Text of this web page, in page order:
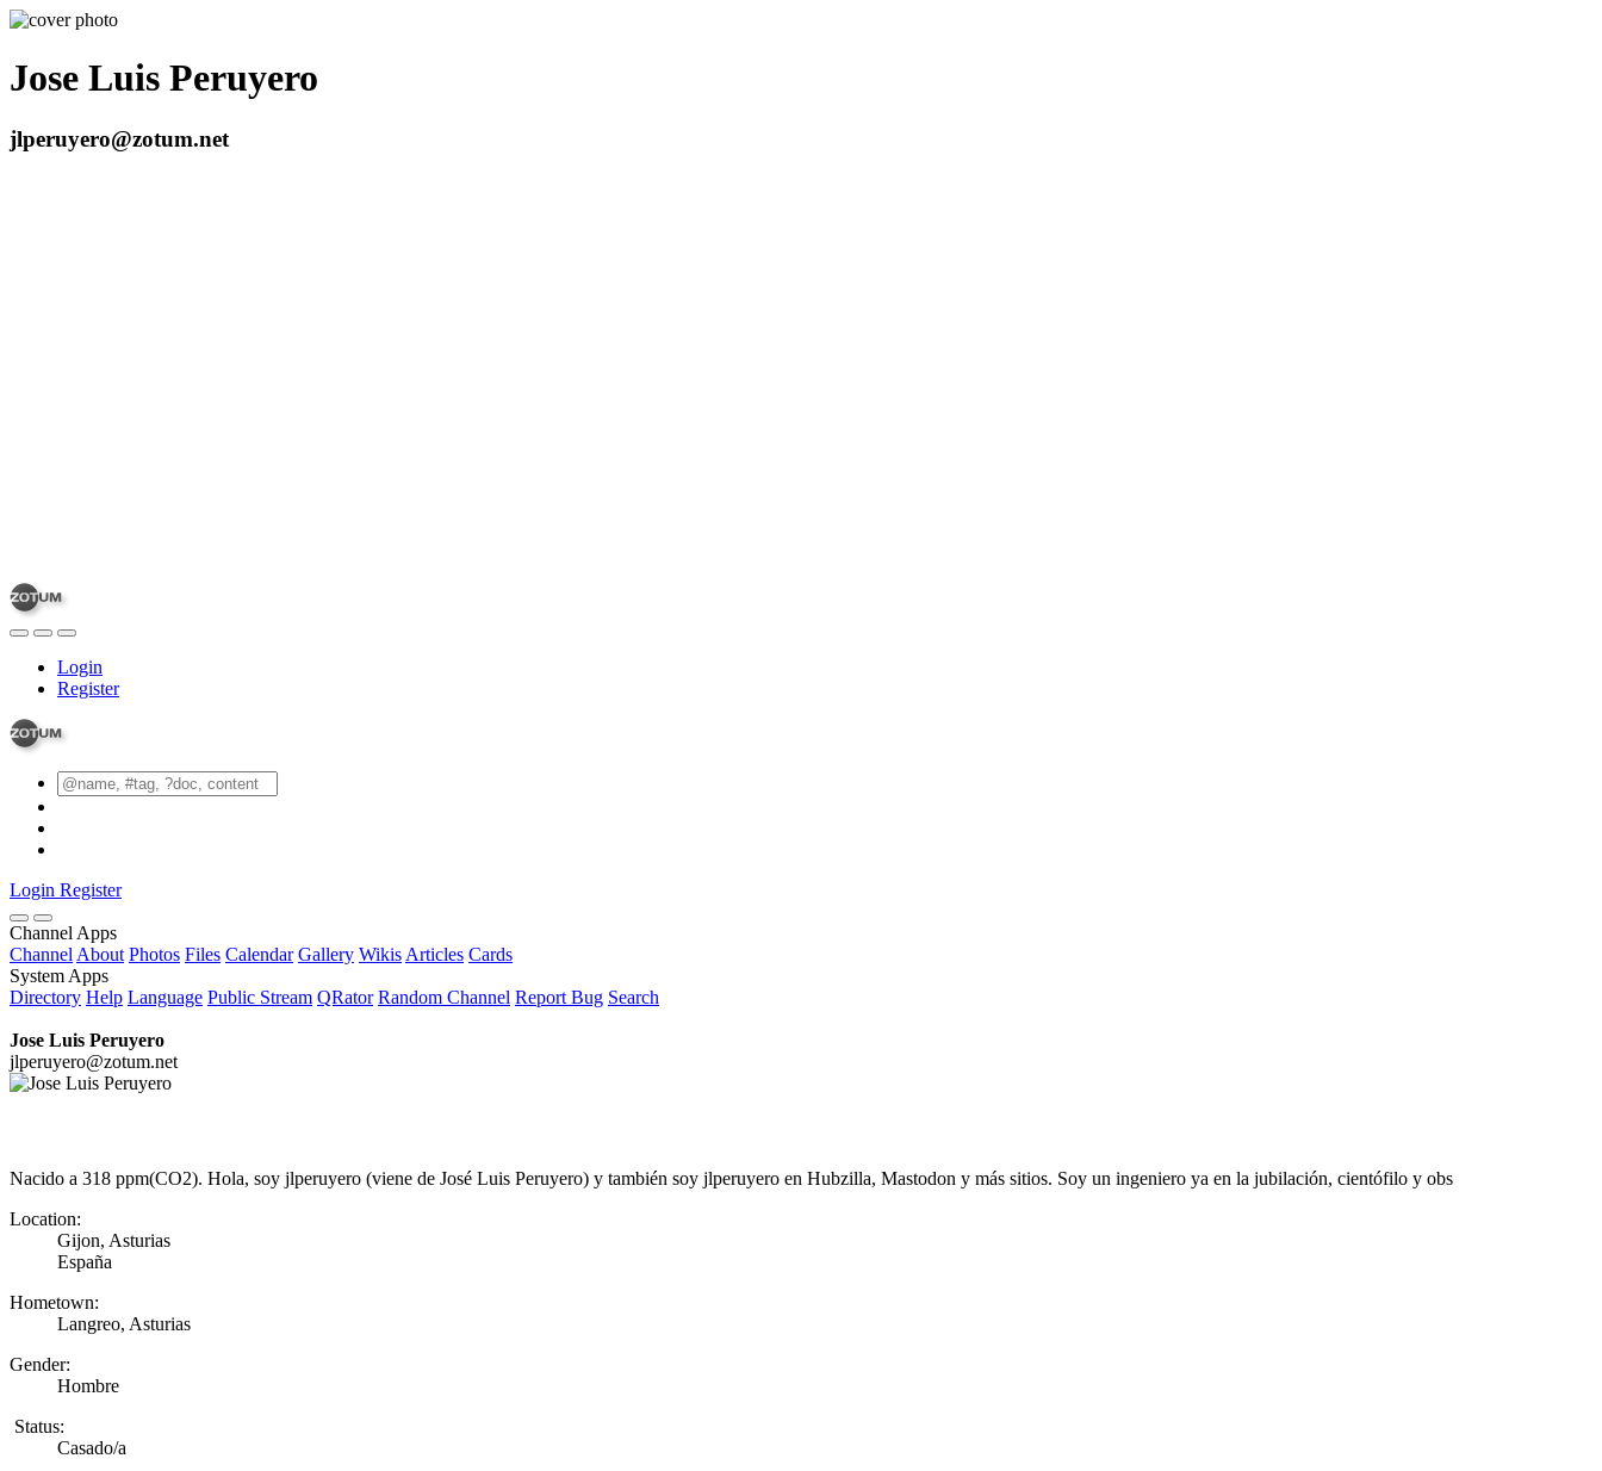
Jose Luis Peruyero
jlperuyero@zotum.net
Login
Register
Login Register
Channel Apps
Channel About Photos Files Calendar Gallery Wikis Articles Cards
System Apps
Directory Help Language Public Stream QRator Random Channel Report Bug Search
Jose Luis Peruyero
jlperuyero@zotum.net
Nacido a 318 ppm(CO2). Hola, soy jlperuyero (viene de José Luis Peruyero) y también soy jlperuyero en Hubzilla, Mastodon y más sitios. Soy un ingeniero ya en la jubilación, cientófilo y obs
Location:
Gijon, Asturias
España
Hometown:
Langreo, Asturias
Gender:
Hombre
Status:
Casado/a